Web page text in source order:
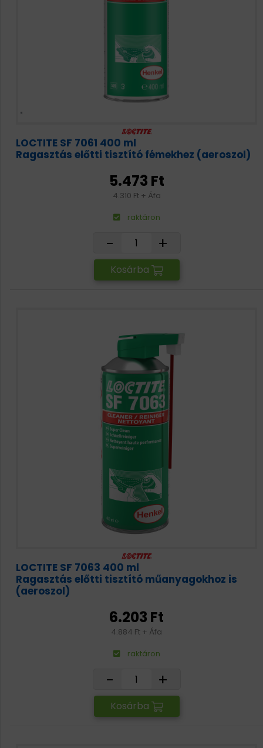
LOCTITE SF 7061 400 ml
Ragasztás előtti tisztító fémekhez (aeroszol)
5.473 Ft
4.310 Ft + Áfa
raktáron
- +
Kosárba
LOCTITE SF 7063 400 ml
Ragasztás előtti tisztító műanyagokhoz is
(aeroszol)
6.203 Ft
4.884 Ft + Áfa
raktáron
- +
Kosárba